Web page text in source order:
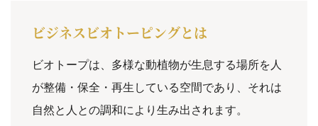
ビジネスビオトーピングとは
ビオトープは、多様な動植物が生息する場所を人
が整備・保全・再生している空間であり、それは
自然と人との調和により生み出されます。